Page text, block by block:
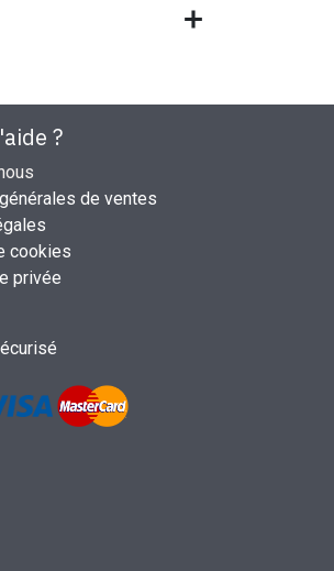
?
de ventes
cookies
privée